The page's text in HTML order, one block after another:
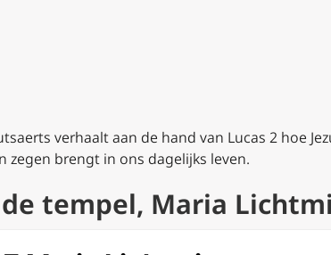
verhaalt aan de hand van Lucas 2 hoe
brengt in ons dagelijks leven.
tempel, Maria